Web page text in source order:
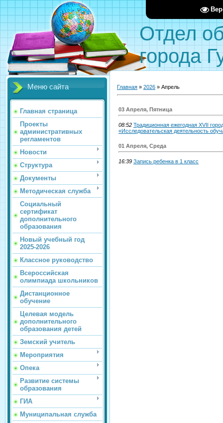
Отдел
города
Меню сайта
Главная страница
Проекты
административных
регламентов
Новости
Структура
Документы
Методическая служба
Социальный
сертификат
дополнительного
образования
Новый учебный год
2025-2026
Классное руководство
Всероссийская
олимпиада школьников
Дистанционное
обучение
Целевая модель
дополнительного
образования детей
Земский учитель
Мероприятия
Опека
Развитие системы
образования
ГИА
Муниципальная служба
Главная » 2026 » Апрель
03 Апреля, Пятница
08:52 Традиционная ежегодная XVII
«Исследовательская деятельность
01 Апреля, Среда
16:39 Запись ребенка в 1 класс